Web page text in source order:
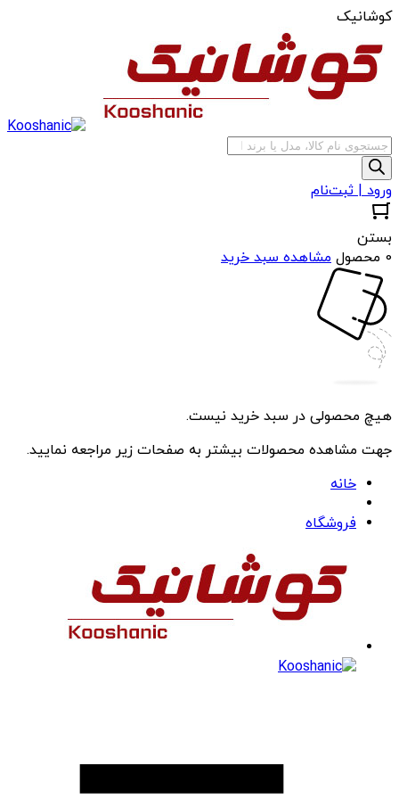
کوشانیک
جستجوی
محصولات
ورود | ثبت‌نام
بستن
0 محصول
مشاهده سبد خرید
هیچ محصولی در سبد خرید نیست.
جهت مشاهده محصولات بیشتر به صفحات زیر مراجعه نمایید.
خانه
فروشگاه